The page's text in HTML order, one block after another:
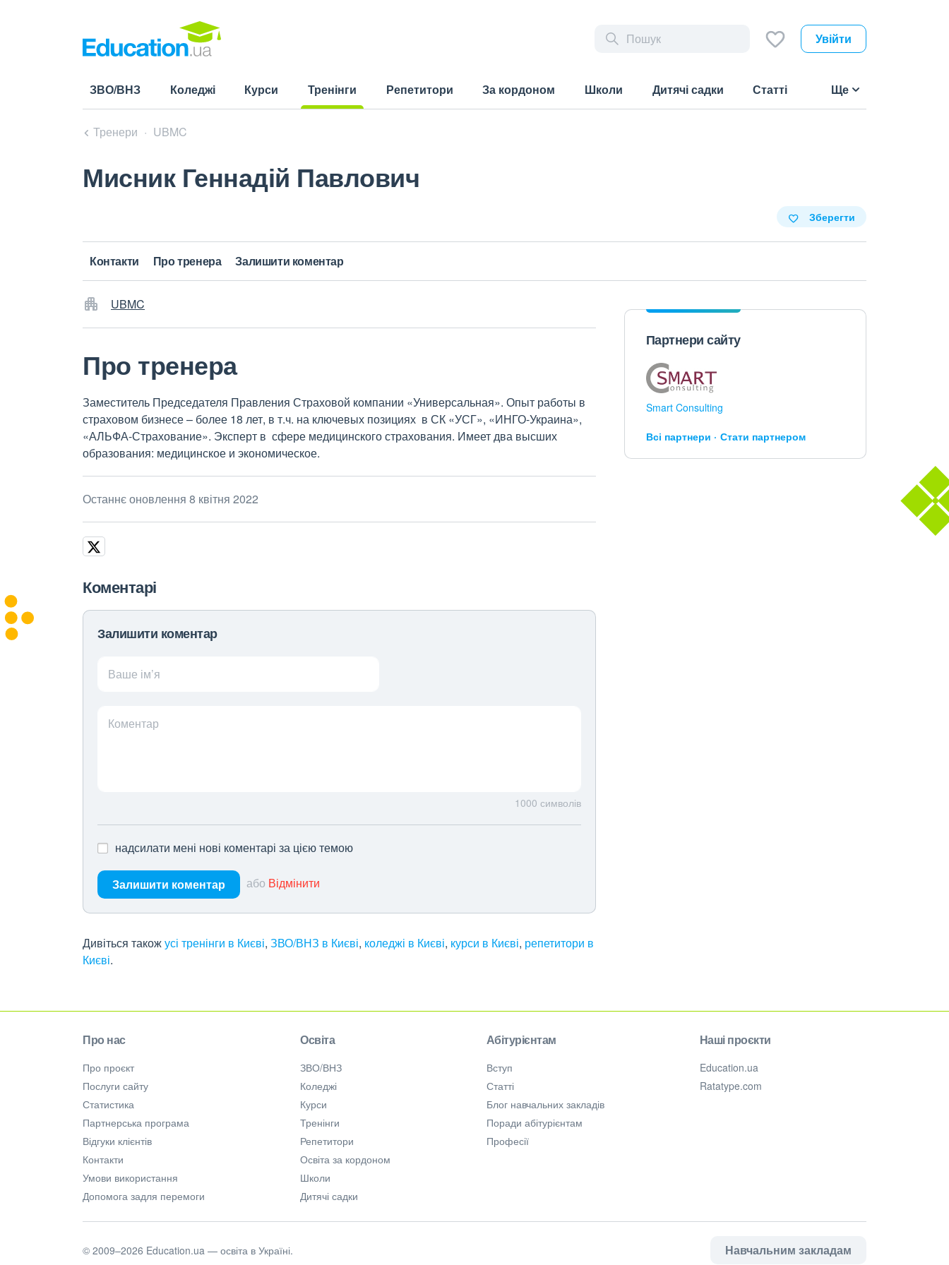
Увійти
ЗВО/ВНЗ Коледжі Курси
Тренінги
Репетитори За кордоном Школи Дитячі садки Статті Ще
Тренери UBMC
Мисник Геннадій Павлович
Зберегти
Контакти Про тренера Залишити коментар
UBMC
Про тренера
Заместитель Председателя Правления Страховой компании «Универсальная». Опыт работы в
страховом бизнесе – более 18 лет, в т.ч. на ключевых позициях в СК «УСГ», «ИНГО-Украина»,
«АЛЬФА-Страхование». Эксперт в сфере медицинского страхования. Имеет два высших
образования: медицинское и экономическое.
Останнє оновлення 8 квітня 2022
Коментарі
Залишити коментар
Ваше ім’я
Коментар
1000 символів
надсилати мені нові коментарі за цією темою
Залишити коментар або Відмінити
Дивіться такожусі тренінги в Києві, ЗВО/ВНЗ в Києві, коледжі в Києві, курси в Києві, репетитори в
Києві.
Партнери сайту
Smart Consulting
Всі партнери Стати партнером
Про нас
Про проєкт
Послуги сайту
Статистика
Партнерська програма
Відгуки клієнтів
Контакти
Умови використання
Допомога задля перемоги
Освіта
ЗВО/ВНЗ
Коледжі
Курси
Тренінги
Репетитори
Освіта за кордоном
Школи
Дитячі садки
Абітурієнтам
Вступ
Статті
Блог навчальних закладів
Поради абітурієнтам
Професії
Наші проєкти
Education.ua
Ratatype.com
Навчальним закладам
© 2009–2026 Education.ua — освіта в Україні.